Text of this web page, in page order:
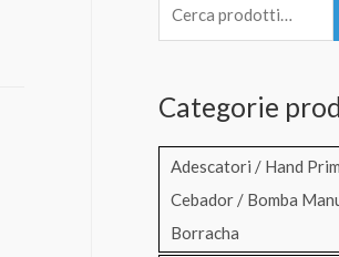
e
c
Categorie
Adescatori / Hand
Cebador / Bomba
Borracha